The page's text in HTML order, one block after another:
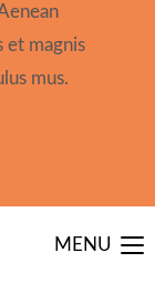
et magnis
mus.
MENU